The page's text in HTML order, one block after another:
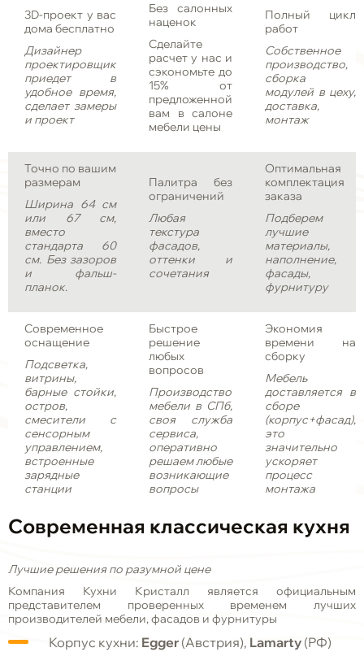
3D-проект у вас
дома бесплатно
Дизайнер
проектировщик
приедет в
удобное время,
сделает замеры
и проект
Без салонных
наценок
Сделайте
расчет у нас и
сэкономьте до
15% от
предложенной
вам в салоне
мебели цены
Полный цикл
работ
Собственное
производство,
сборка
модулей в цеху,
доставка,
монтаж
Точно по вашим
размерам
Ширина 64 см
или 67 см,
вместо
стандарта 60
см. Без зазоров
и фальш-
планок.
Палитра без
ограничений
Любая
текстура
фасадов,
оттенки и
сочетания
Оптимальная
комплектация
заказа
Подберем
лучшие
материалы,
наполнение,
фасады,
фурнитуру
Современное
оснащение
Подсветка,
витрины,
барные стойки,
остров,
смесители с
сенсорным
управлением,
встроенные
зарядные
станции
Быстрое
решение
любых
вопросов
Производство
мебели в СПб,
своя служба
сервиса,
оперативно
решаем любые
возникающие
вопросы
Экономия
времени на
сборку
Мебель
доставляется в
сборе
(корпус+фасад),
это
значительно
ускоряет
процесс
монтажа
Современная классическая кухня
Лучшие решения по разумной цене
Компания Кухни Кристалл является официальным
представителем проверенных временем лучших
производителей мебели, фасадов и фурнитуры
Корпус кухни: Egger (Австрия), Lamarty (РФ)